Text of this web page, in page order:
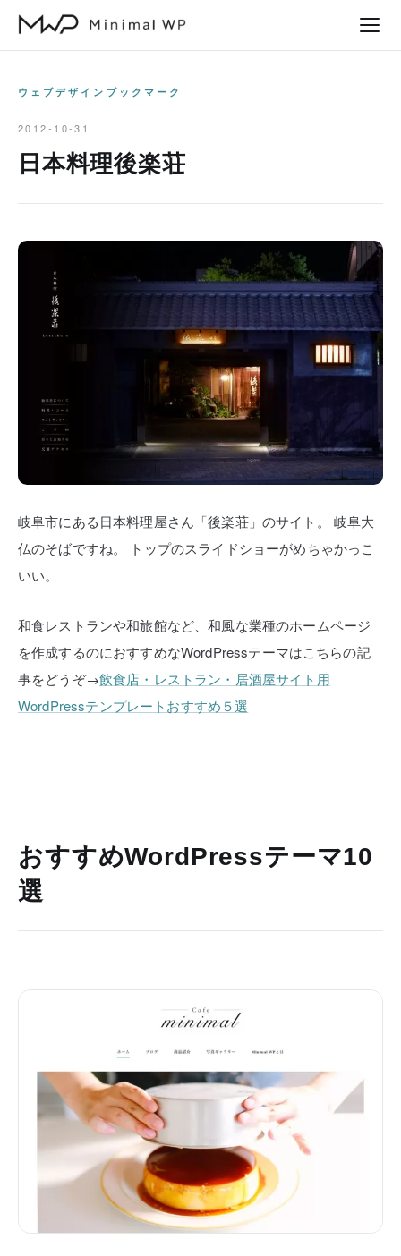
ウェブデザインブックマーク
2012-10-31
日本料理後楽荘
岐阜市にある日本料理屋さん「後楽荘」のサイト。
岐阜大
仏のそばですね。
トップのスライドショーがめちゃかっこ
いい。
和食レストランや和旅館など、和風な業種のホームページ
を作成するのにおすすめなWordPressテーマはこちらの記
事をどうぞ→飲食店・レストラン・居酒屋サイト用
WordPressテンプレートおすすめ５選
おすすめWordPressテーマ10
選